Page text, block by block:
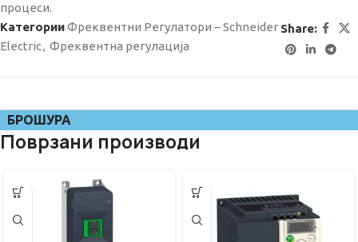
процеси.
КатегорииФреквентни Регулатори – Schneider
Electric, Фреквентна регулациjа
Share:
БРОШУРА
Поврзани производи